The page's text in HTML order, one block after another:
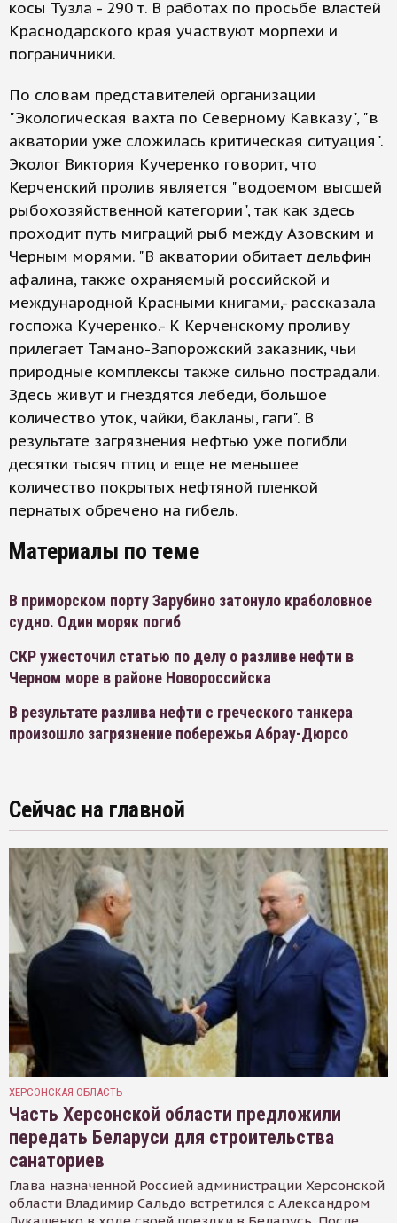
косы Тузла - 290 т. В работах по просьбе властей
Краснодарского края участвуют морпехи и
пограничники.
По словам представителей организации
"Экологическая вахта по Северному Кавказу", "в
акватории уже сложилась критическая ситуация".
Эколог Виктория Кучеренко говорит, что
Керченский пролив является "водоемом высшей
рыбохозяйственной категории", так как здесь
проходит путь миграций рыб между Азовским и
Черным морями. "В акватории обитает дельфин
афалина, также охраняемый российской и
международной Красными книгами,- рассказала
госпожа Кучеренко.- К Керченскому проливу
прилегает Тамано-Запорожский заказник, чьи
природные комплексы также сильно пострадали.
Здесь живут и гнездятся лебеди, большое
количество уток, чайки, бакланы, гаги". В
результате загрязнения нефтью уже погибли
десятки тысяч птиц и еще не меньшее
количество покрытых нефтяной пленкой
пернатых обречено на гибель.
Материалы по теме
В приморском порту Зарубино затонуло краболовное
судно. Один моряк погиб
СКР ужесточил статью по делу о разливе нефти в
Черном море в районе Новороссийска
В результате разлива нефти с греческого танкера
произошло загрязнение побережья Абрау-Дюрсо
Сейчас на главной
ХЕРСОНСКАЯ ОБЛАСТЬ
Часть Херсонской области предложили
передать Беларуси для строительства
санаториев
Глава назначенной Россией администрации Херсонской
области Владимир Сальдо встретился с Александром